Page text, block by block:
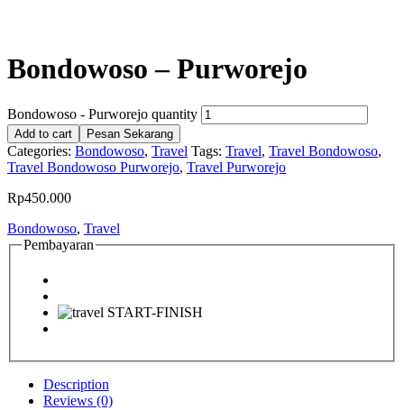
Bondowoso – Purworejo
Bondowoso - Purworejo quantity
Add to cart Pesan Sekarang
Categories: Bondowoso, Travel Tags: Travel, Travel Bondowoso,
Travel Bondowoso Purworejo, Travel Purworejo
Rp450.000
Bondowoso, Travel
Pembayaran
Description
Reviews (0)